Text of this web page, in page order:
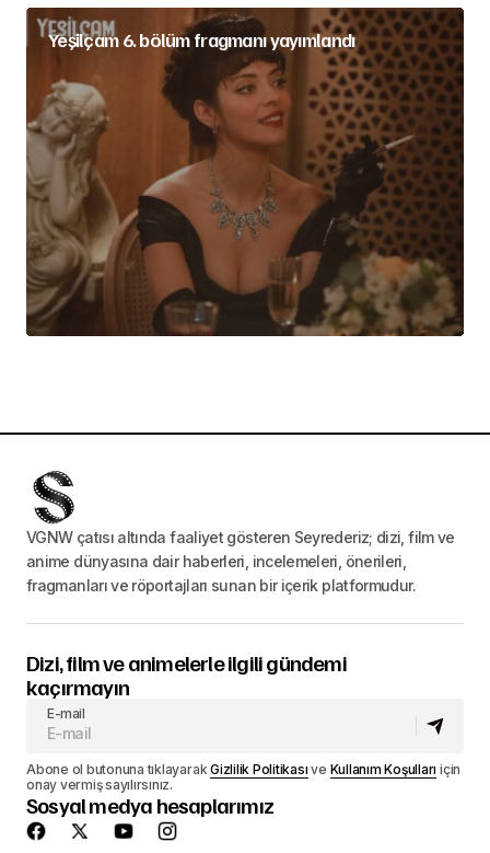
Yeşilçam 6. bölüm fragmanı yayımlandı
VGNW çatısı altında faaliyet gösteren Seyrederiz; dizi, film ve
anime dünyasına dair haberleri, incelemeleri, önerileri,
fragmanları ve röportajları sunan bir içerik platformudur.
Dizi, film ve animelerle ilgili gündemi
kaçırmayın
E-mail
Abone ol butonuna tıklayarakGizlilik Politikası ve Kullanım Koşulları için
onay vermiş sayılırsınız.
Sosyal medya hesaplarımız